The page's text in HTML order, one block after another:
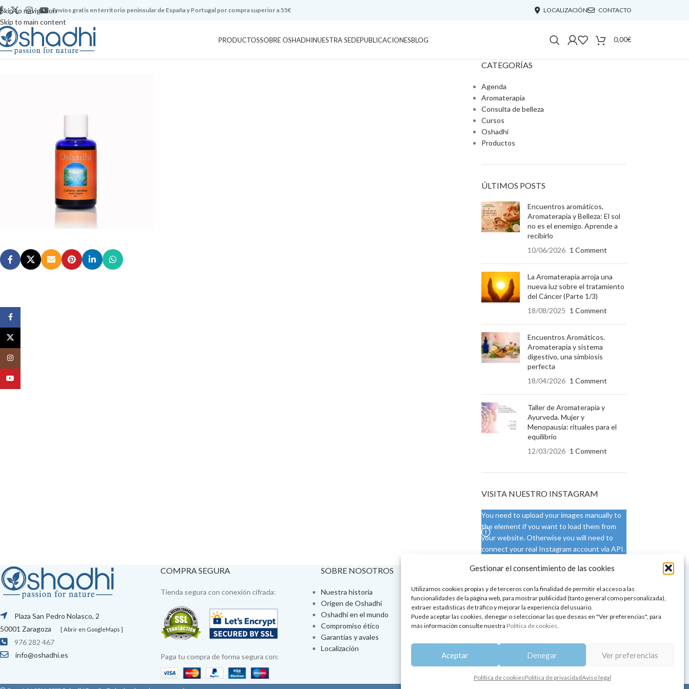
Gestionar el consentimiento de las cookies
Utilizamos cookies propias y de terceros con la finalidad de permitir el acceso a las
funcionalidades de la página web, para mostrar publicidad (tanto general como personalizada),
extraer estadísticas de tráfico y mejorar la experiencia del usuario.
Puede aceptar las cookies, denegar o seleccionar las que deseas en "Ver preferencias", para
más información consulte nuestra Política de cookies.
Aceptar Denegar Ver preferencias
Política de cookiesPolítica de privacidadAviso legal
Skip to navigation
Skip to main content
Envíos gratis en territorio peninsular de España y Portugal por compra superior a 55€ LOCALIZACIÓN CONTACTO
PRODUCTOSSOBRE OSHADHINUESTRA SEDEPUBLICACIONESBLOG 0,00€
CATEGORÍAS
Agenda
Aromaterapia
Consulta de belleza
Cursos
Oshadhi
Productos
ÚLTIMOS POSTS
Encuentros aromáticos,
Aromaterapia y Belleza: El sol
no es el enemigo. Aprende a
recibirlo
10/06/2026 1 Comment
La Aromaterapia arroja una
nueva luz sobre el tratamiento
del Cáncer (Parte 1/3)
18/08/2025 1 Comment
Encuentros Aromáticos.
Aromaterapia y sistema
digestivo, una simbiosis
perfecta
18/04/2026 1 Comment
Taller de Aromaterapia y
Ayurveda. Mujer y
Menopausia: rituales para el
equilibrio
12/03/2026 1 Comment
VISITA NUESTRO INSTAGRAM
You need to upload your images manually to
the element if you want to load them from
your website. Otherwise you will need to
connect your real Instagram account via API.
Plaza San Pedro Nolasco, 2
50001 Zaragoza
[ Abrir en GoogleMaps ]
976 282 467
info@oshadhi.es
COMPRA SEGURA
Tienda segura con conexión cifrada:
Paga tu compra de forma segura con:
SOBRE NOSOTROS
Nuestra historia
Origen de Oshadhi
Oshadhi en el mundo
Compromiso ético
Garantías y avales
Localización
VISÍTA NUESTRA SEDE
Tienda física
Talleres de aromaterapia
Tratamientos de belleza
Ayurveda
Aromaterapia y bienestar
CONDICIONES DE USO
Condiciones generales
Cambios y devoluciones
Formas de pago
Formas de envío